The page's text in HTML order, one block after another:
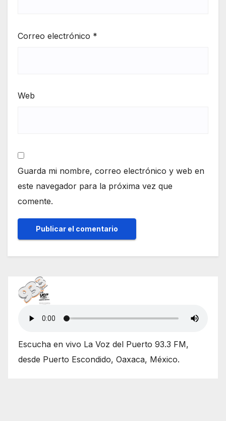
Correo electrónico *
Web
Guarda mi nombre, correo electrónico y web en
este navegador para la próxima vez que
comente.
Escucha en vivo La Voz del Puerto 93.3 FM,
desde Puerto Escondido, Oaxaca, México.